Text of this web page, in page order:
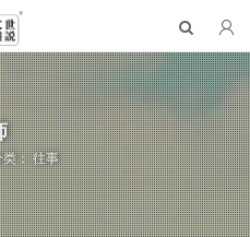
类：往事